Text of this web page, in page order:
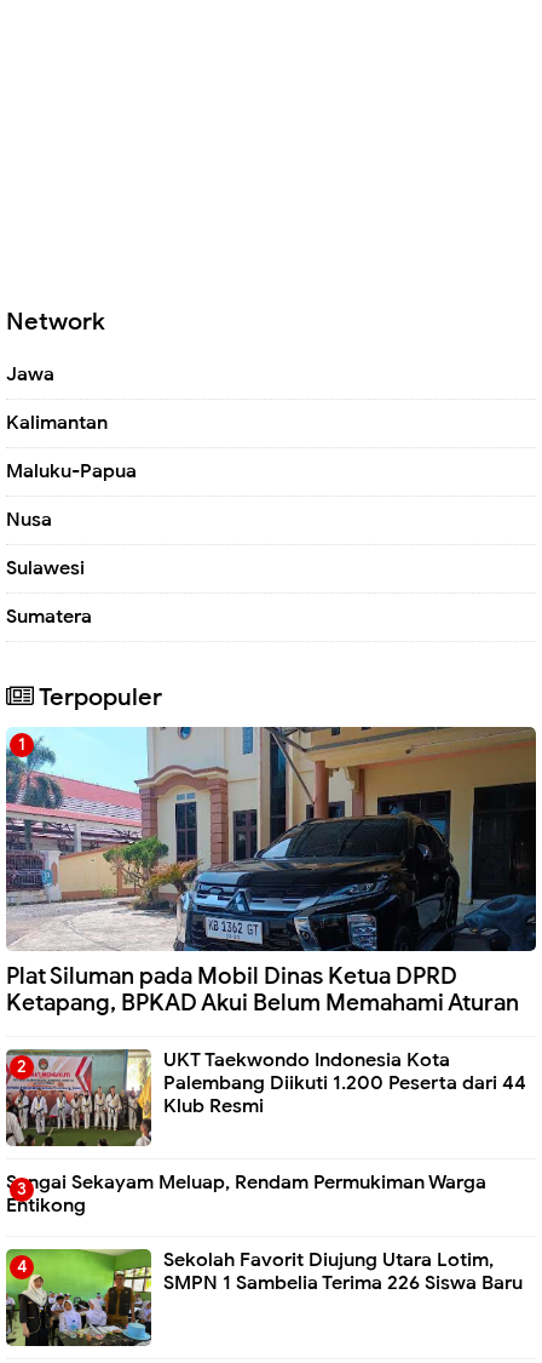
Network
Jawa
Kalimantan
Maluku-Papua
Nusa
Sulawesi
Sumatera
Terpopuler
Plat Siluman pada Mobil Dinas Ketua DPRD
Ketapang, BPKAD Akui Belum Memahami Aturan
UKT Taekwondo Indonesia Kota
Palembang Diikuti 1.200 Peserta dari 44
Klub Resmi
Sungai Sekayam Meluap, Rendam Permukiman Warga
Entikong
Sekolah Favorit Diujung Utara Lotim,
SMPN 1 Sambelia Terima 226 Siswa Baru ‎